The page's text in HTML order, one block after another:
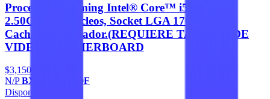
Procesador Gaming Intel® Core™ i5-12400F
2.50GHz - 6 núcleos, Socket LGA 1700, 18 MB
Caché con disipador.(REQUIERE TARJETA DE
VIDEO. MOTHERBOARD
$3,150
N/PBX8071512400F
Disponible